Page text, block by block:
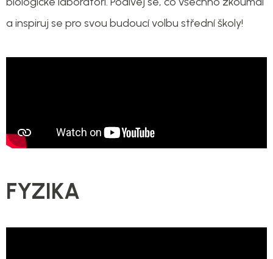
a inspiruj se pro svou budoucí volbu střední školy!
FYZIKA